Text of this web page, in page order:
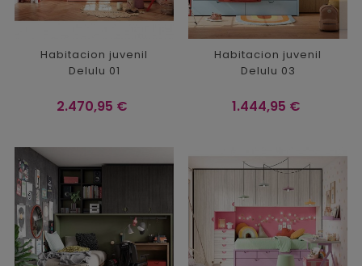
Habitacion juvenil
Delulu 01
Precio
2.470,95 €
Habitacion juvenil
Delulu 03
Precio
1.444,95 €